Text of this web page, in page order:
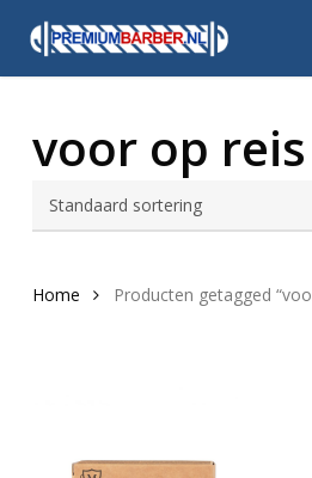
main
voor op reis
Home Producten getagged